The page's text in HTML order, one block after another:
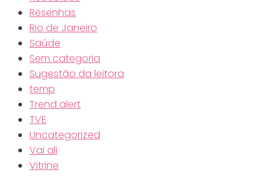
Resenhas
Rio de Janeiro
Saúde
Sem categoria
Sugestão da leitora
temp
Trend alert
TVE
Uncategorized
Vai ali
Vitrine